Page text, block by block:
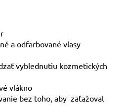
a odfarbované vlasy
vyblednutiu kozmetických
vlákno
bez toho, aby zaťažoval